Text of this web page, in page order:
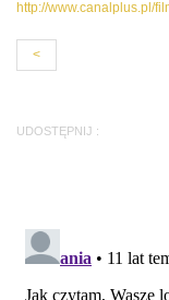
http://www.canalplus.pl/
<
UDOSTĘPNIJ :